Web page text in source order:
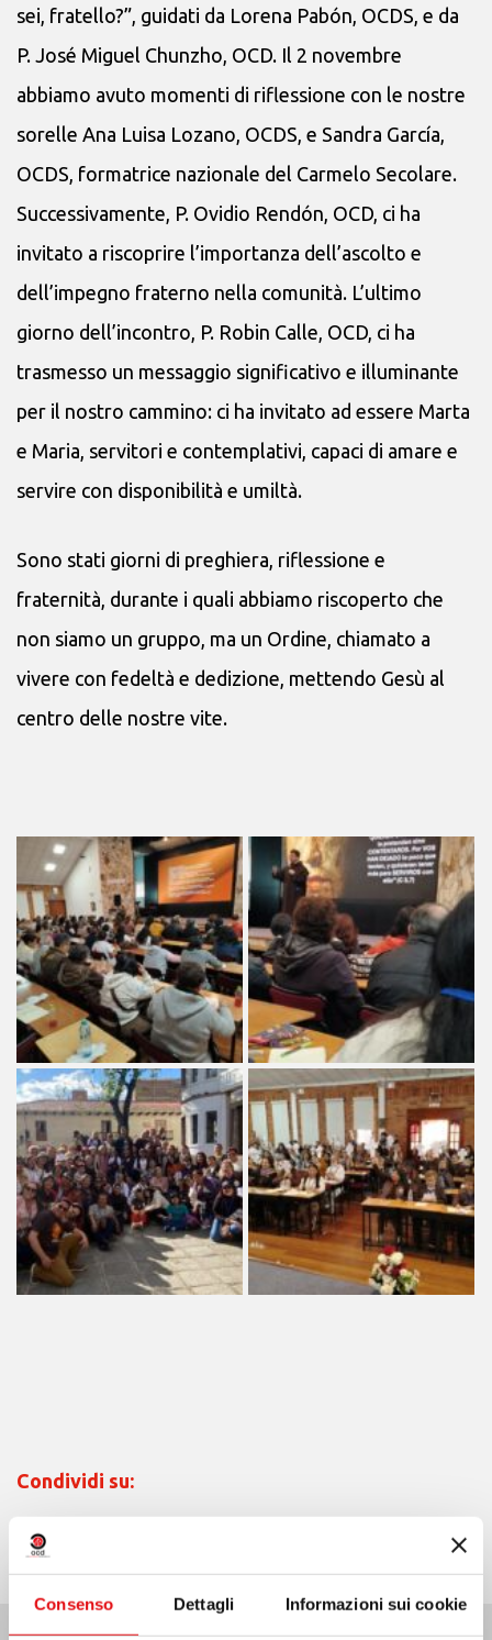
Consenso Dettagli Informazioni sui cookie
sei, fratello?”, guidati da Lorena Pabón, OCDS, e da
P. José Miguel Chunzho, OCD. Il 2 novembre
abbiamo avuto momenti di riflessione con le nostre
sorelle Ana Luisa Lozano, OCDS, e Sandra García,
OCDS, formatrice nazionale del Carmelo Secolare.
Successivamente, P. Ovidio Rendón, OCD, ci ha
invitato a riscoprire l’importanza dell’ascolto e
dell’impegno fraterno nella comunità. L’ultimo
giorno dell’incontro, P. Robin Calle, OCD, ci ha
trasmesso un messaggio significativo e illuminante
per il nostro cammino: ci ha invitato ad essere Marta
e Maria, servitori e contemplativi, capaci di amare e
servire con disponibilità e umiltà.
Sono stati giorni di preghiera, riflessione e
fraternità, durante i quali abbiamo riscoperto che
non siamo un gruppo, ma un Ordine, chiamato a
vivere con fedeltà e dedizione, mettendo Gesù al
centro delle nostre vite.
Condividi su: